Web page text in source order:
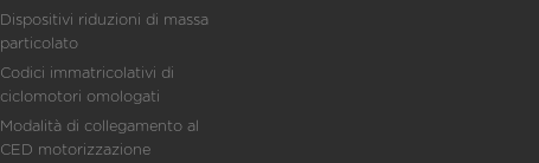
Dispositivi riduzioni di massa
particolato
Codici immatricolativi di
ciclomotori omologati
Modalità di collegamento al
CED motorizzazione